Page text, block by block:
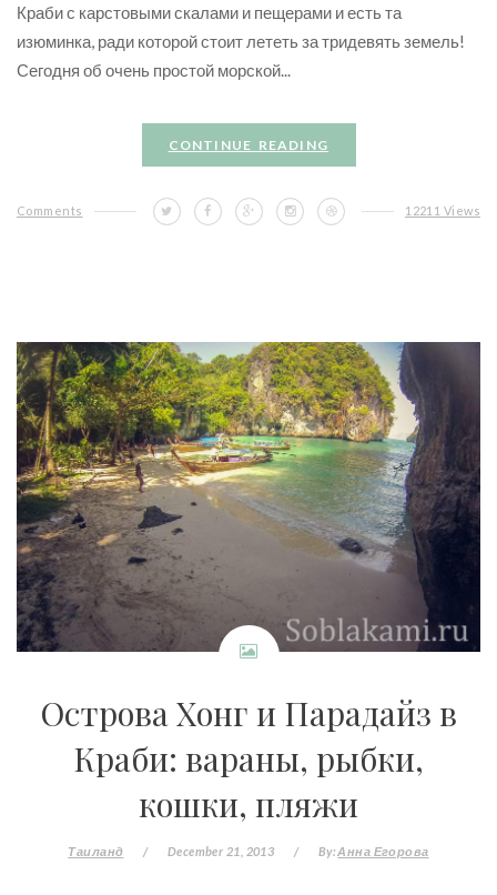
Краби с карстовыми скалами и пещерами и есть та
изюминка, ради которой стоит лететь за тридевять земель!
Сегодня об очень простой морской...
CONTINUE READING
Comments 12211 Views
Острова Хонг и Парадайз в
Краби: вараны, рыбки,
кошки, пляжи
Таиланд / December 21, 2013 / By:Анна Егорова